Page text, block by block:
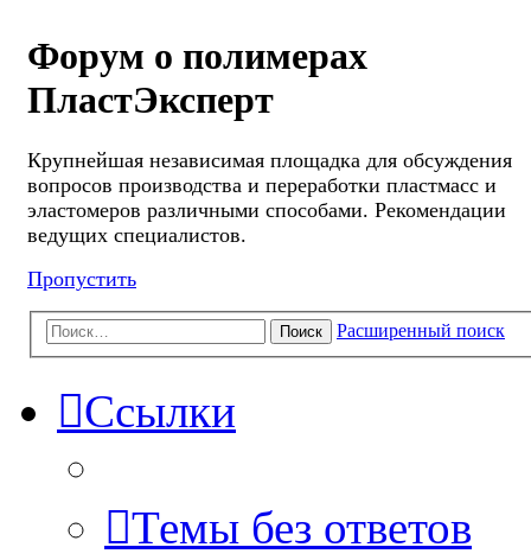
Форум о полимерах
ПластЭксперт
Крупнейшая независимая площадка для обсуждения
вопросов производства и переработки пластмасс и
эластомеров различными способами. Рекомендации
ведущих специалистов.
Пропустить
Поиск Расширенный поиск
Ссылки
Темы без ответов